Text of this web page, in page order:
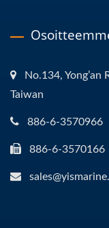
No.134,
Taiwan
886-6-3570966
886-6-3570166